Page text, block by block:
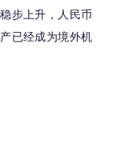
步上升，人民币
已经成为境外机